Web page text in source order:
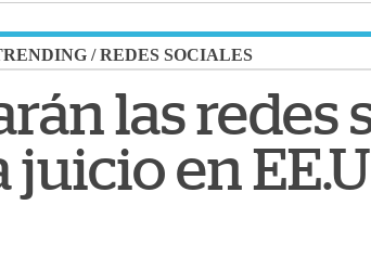
/REDES SOCIALES
las redes
en